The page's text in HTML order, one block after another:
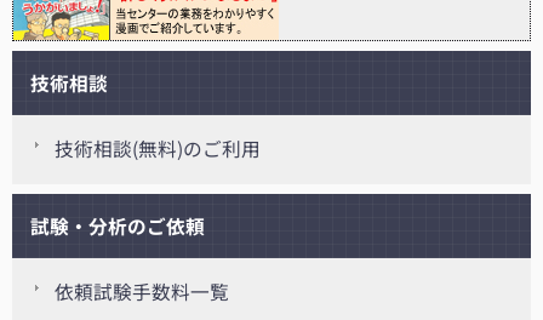
技術相談
技術相談(無料)のご利用
試験・分析のご依頼
依頼試験手数料一覧